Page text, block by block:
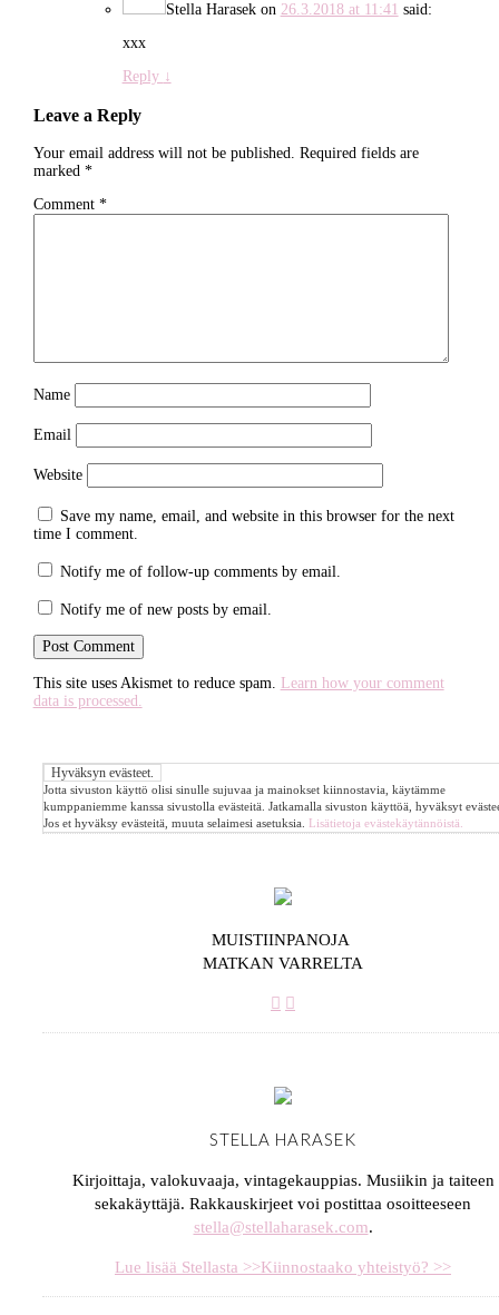
Stella Harasekon 26.3.2018 at 11:41 said:
xxx
Reply ↓
Leave a Reply
Your email address will not be published. Required fields are
marked *
Comment *
Name
Email
Website
Save my name, email, and website in this browser for the next
time I comment.
Notify me of follow-up comments by email.
Notify me of new posts by email.
This site uses Akismet to reduce spam. Learn how your comment
data is processed.
Jotta sivuston käyttö olisi sinulle sujuvaa ja mainokset kiinnostavia, käytämme
kumppaniemme kanssa sivustolla evästeitä. Jatkamalla sivuston käyttöä, hyväksyt
Jos et hyväksy evästeitä, muuta selaimesi asetuksia. Lisätietoja evästekäytännöistä.
MUISTIINPANOJA
MATKAN VARRELTA
STELLA HARASEK
Kirjoittaja, valokuvaaja, vintagekauppias. Musiikin ja taiteen
sekakäyttäjä. Rakkauskirjeet voi postittaa osoitteeseen
stella@stellaharasek.com.
Lue lisää Stellasta >>Kiinnostaako yhteistyö? >>